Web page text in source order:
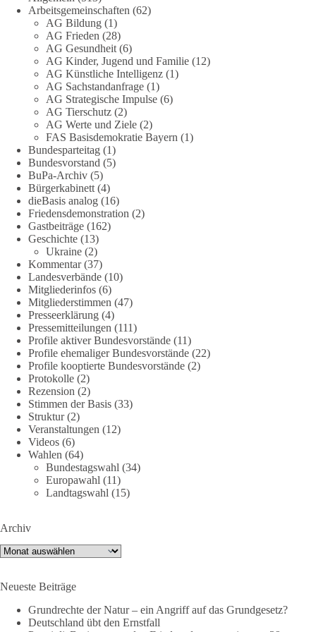
Fragen zu vermeiden. Sie lebt davon, Fragen offen zu stellen
und transparent zu beantworten.
dieBasis fordert deshalb weiterhin eine unabhängige,
vollständige und transparente Aufarbeitung der Corona-Politik.
Ohne Denkverbote, ohne Vorverurteilungen und ohne Tabus.
Quellen:
https://apnews.com/article/fauci-diaries-covid-origins-
rand-paul-6b25da9f75a0becbaf2886ab22643e67
https://www.tichyseinblick.de/kolumnen/aus-aller-welt/usa-
tagebuch-fauci-corona-impfung/
#dieBasis #Corona #Aufarbeitung
#Vertrauen
36 60
DieBasis
2 Tage(n) zuvor
🕊 Wir wollen den Krieg mit Russland nicht!
Am 20. Juni 2026 fand in Berlin am Brandenburger Tor die
Demonstration mit dem Motto „Russland ist nicht unser
Feind“ statt.
Hier ein Auszug aus der Rede von der
Bundestagsabgeordneten Sevim Dağdelen (BSW).
„Wir müssen Nein sagen zu diesem stinkenden
Revanchismus!“
si=2b_C6GgNY9EB-rXw
❤️ Wir freuen uns über deine Unterstützung:
https://diebasis.de/spenden/
Arbeitsgemeinschaften (62)
AG Bildung (1)
AG Frieden (28)
AG Gesundheit (6)
AG Kinder, Jugend und Familie (12)
AG Künstliche Intelligenz (1)
AG Sachstandanfrage (1)
AG Strategische Impulse (6)
AG Tierschutz (2)
AG Werte und Ziele (2)
FAS Basisdemokratie Bayern (1)
Bundesparteitag (1)
Bundesvorstand (5)
BuPa-Archiv (5)
Bürgerkabinett (4)
dieBasis analog (16)
Friedensdemonstration (2)
Gastbeiträge (162)
Geschichte (13)
Ukraine (2)
Kommentar(37)
Landesverbände (10)
Mitgliederinfos (6)
Mitgliederstimmen (47)
Presseerklärung (4)
Pressemitteilungen (111)
Profile aktiver Bundesvorstände (11)
Profile ehemaliger Bundesvorstände (22)
Profile kooptierte Bundesvorstände (2)
Protokolle (2)
Rezension (2)
Stimmen der Basis (33)
Struktur(2)
Veranstaltungen (12)
Videos (6)
Wahlen (64)
Bundestagswahl (34)
Europawahl (11)
Landtagswahl (15)
Archiv
Archiv
Neueste Beiträge
Grundrechte der Natur – ein Angriff auf das Grundgesetz?
Deutschland übt den Ernstfall